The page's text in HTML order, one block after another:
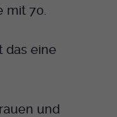
mit 70.
das eine
und